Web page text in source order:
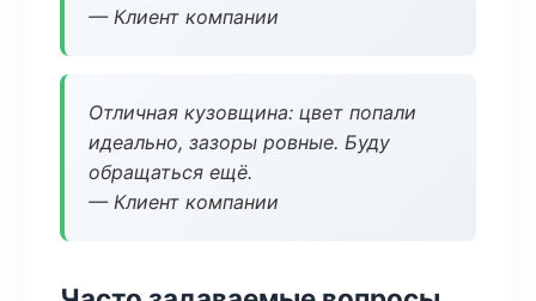
— Клиент компании
Отличная кузовщина: цвет попали
идеально, зазоры ровные. Буду
обращаться ещё.
— Клиент компании